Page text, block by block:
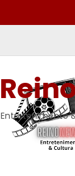
Entretenimento